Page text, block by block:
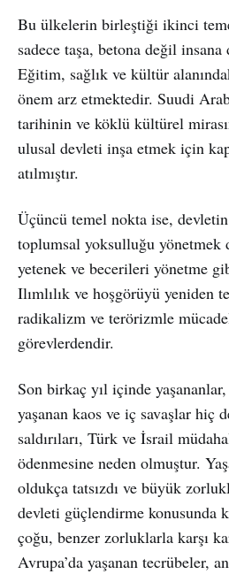
Bu ülkelerin birleştiği ikinci
sadece taşa, betona değil insana
Eğitim, sağlık ve kültür
önem arz etmektedir. Suudi
tarihinin ve köklü kültürel
ulusal devleti inşa etmek için
atılmıştır.
Üçüncü temel nokta ise,
toplumsal yoksulluğu yönetmek
yetenek ve becerileri yönetme
Ilımlılık ve hoşgörüyü yeniden
radikalizm ve terörizmle
görevlerdendir.
Son birkaç yıl içinde
yaşanan kaos ve iç savaşlar hiç
saldırıları, Türk ve İsrail
ödenmesine neden olmuştur.
oldukça tatsızdı ve büyük
devleti güçlendirme konusunda
çoğu, benzer zorluklarla karşı
Avrupa’da yaşanan tecrübeler,